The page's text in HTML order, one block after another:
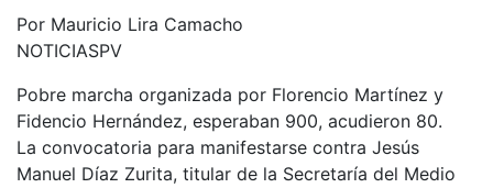
Por Mauricio Lira Camacho
NOTICIASPV
Pobre marcha organizada por Florencio Martínez y
Fidencio Hernández, esperaban 900, acudieron 80.
La convocatoria para manifestarse contra Jesús
Manuel Díaz Zurita, titular de la Secretaría del Medio